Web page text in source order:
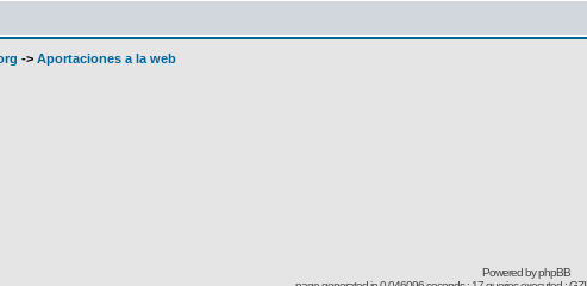
-> Aportaciones a la web
Powered byphpBB